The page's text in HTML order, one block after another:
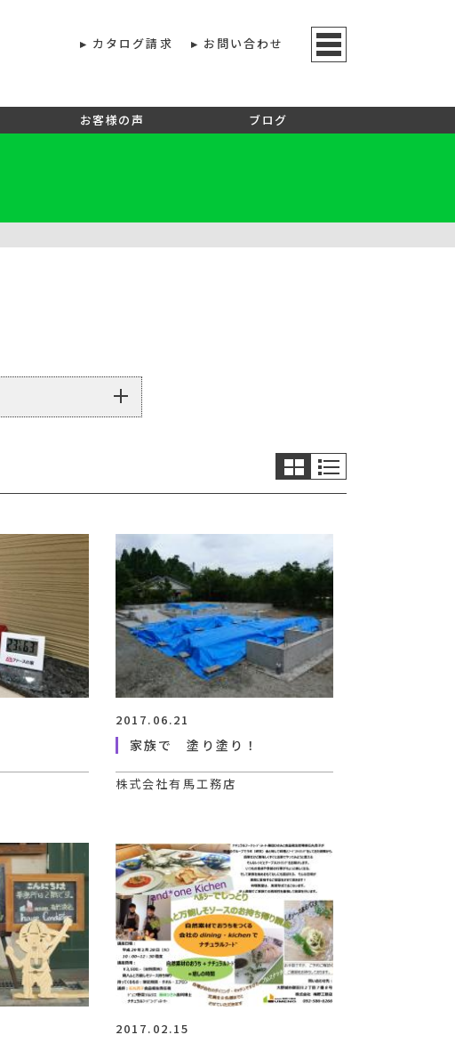
カタログ請求 お問い合わせ
お客様の声 ブログ
2017.06.21
家族で 塗り塗り！
株式会社有馬工務店
2017.02.15